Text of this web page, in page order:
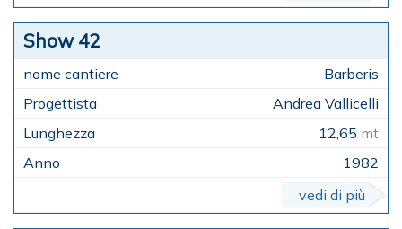
Show 42
Barberis
Andrea Vallicelli
12,65 mt
1982
vedi di più